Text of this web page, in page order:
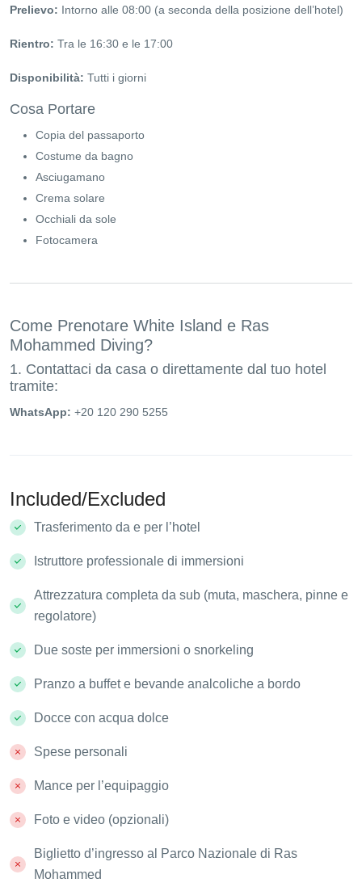
Prelievo: Intorno alle 08:00 (a seconda della posizione dell’hotel)
Rientro: Tra le 16:30 e le 17:00
Disponibilità: Tutti i giorni
Cosa Portare
Copia del passaporto
Costume da bagno
Asciugamano
Crema solare
Occhiali da sole
Fotocamera
Come Prenotare White Island e Ras
Mohammed Diving?
1. Contattaci da casa o direttamente dal tuo hotel
tramite:
WhatsApp: +20 120 290 5255
Included/Excluded
Trasferimento da e per l’hotel
Istruttore professionale di immersioni
Attrezzatura completa da sub (muta, maschera, pinne e
regolatore)
Due soste per immersioni o snorkeling
Pranzo a buffet e bevande analcoliche a bordo
Docce con acqua dolce
Spese personali
Mance per l’equipaggio
Foto e video (opzionali)
Biglietto d’ingresso al Parco Nazionale di Ras
Mohammed